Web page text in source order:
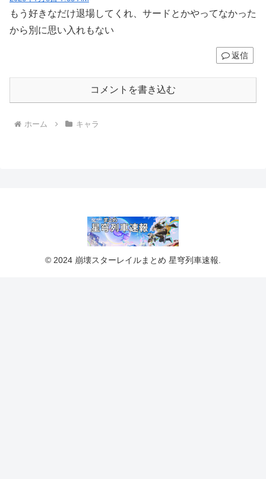
もう好きなだけ退場してくれ、サードとかやってなかった
から別に思い入れもない
返信
コメントを書き込む
ホーム キャラ
© 2024 崩壊スターレイルまとめ 星穹列車速報.